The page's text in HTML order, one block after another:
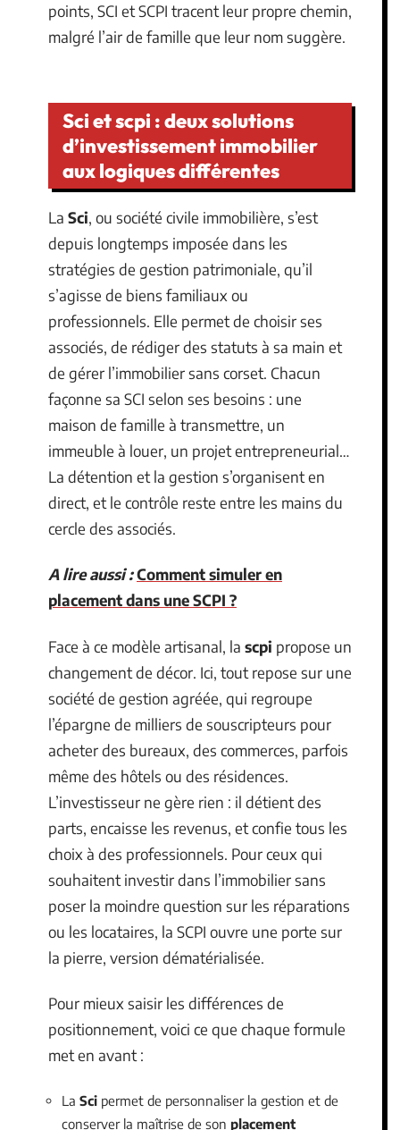
points, SCI et SCPI tracent leur propre chemin,
malgré l’air de famille que leur nom suggère.
Sci et scpi : deux solutions
d’investissement immobilier
aux logiques différentes
La Sci, ou société civile immobilière, s’est
depuis longtemps imposée dans les
stratégies de gestion patrimoniale, qu’il
s’agisse de biens familiaux ou
professionnels. Elle permet de choisir ses
associés, de rédiger des statuts à sa main et
de gérer l’immobilier sans corset. Chacun
façonne sa SCI selon ses besoins : une
maison de famille à transmettre, un
immeuble à louer, un projet entrepreneurial…
La détention et la gestion s’organisent en
direct, et le contrôle reste entre les mains du
cercle des associés.
A lire aussi :Comment simuler en
placement dans une SCPI ?
Face à ce modèle artisanal, la scpi propose un
changement de décor. Ici, tout repose sur une
société de gestion agréée, qui regroupe
l’épargne de milliers de souscripteurs pour
acheter des bureaux, des commerces, parfois
même des hôtels ou des résidences.
L’investisseur ne gère rien : il détient des
parts, encaisse les revenus, et confie tous les
choix à des professionnels. Pour ceux qui
souhaitent investir dans l’immobilier sans
poser la moindre question sur les réparations
ou les locataires, la SCPI ouvre une porte sur
la pierre, version dématérialisée.
Pour mieux saisir les différences de
positionnement, voici ce que chaque formule
met en avant :
La Sci permet de personnaliser la gestion et de
conserver la maîtrise de son placement